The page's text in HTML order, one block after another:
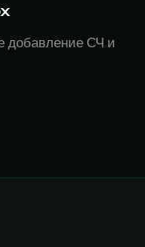
добавление СЧ и